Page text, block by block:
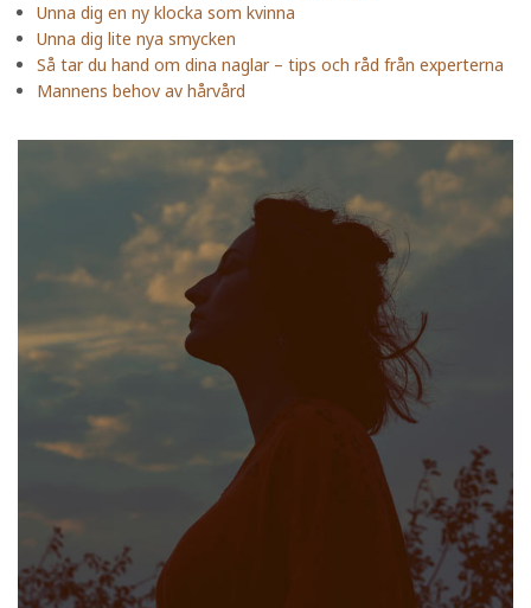
Unna dig en ny klocka som kvinna
Unna dig lite nya smycken
Så tar du hand om dina naglar – tips och råd från experterna
Mannens behov av hårvård